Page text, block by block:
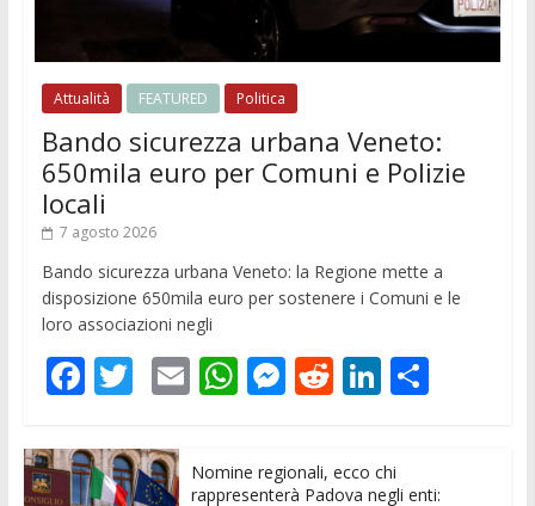
Attualità FEATURED Politica
Bando sicurezza urbana Veneto:
650mila euro per Comuni e Polizie
locali
7 agosto 2026
Bando sicurezza urbana Veneto: la Regione mette a
disposizione 650mila euro per sostenere i Comuni e le
loro associazioni negli
F
e
b
T
itt
er
E
l
W
s
M
ss
e
R
di
Li
k
e
C
di
Nomine regionali, ecco chi
rappresenterà Padova negli enti: